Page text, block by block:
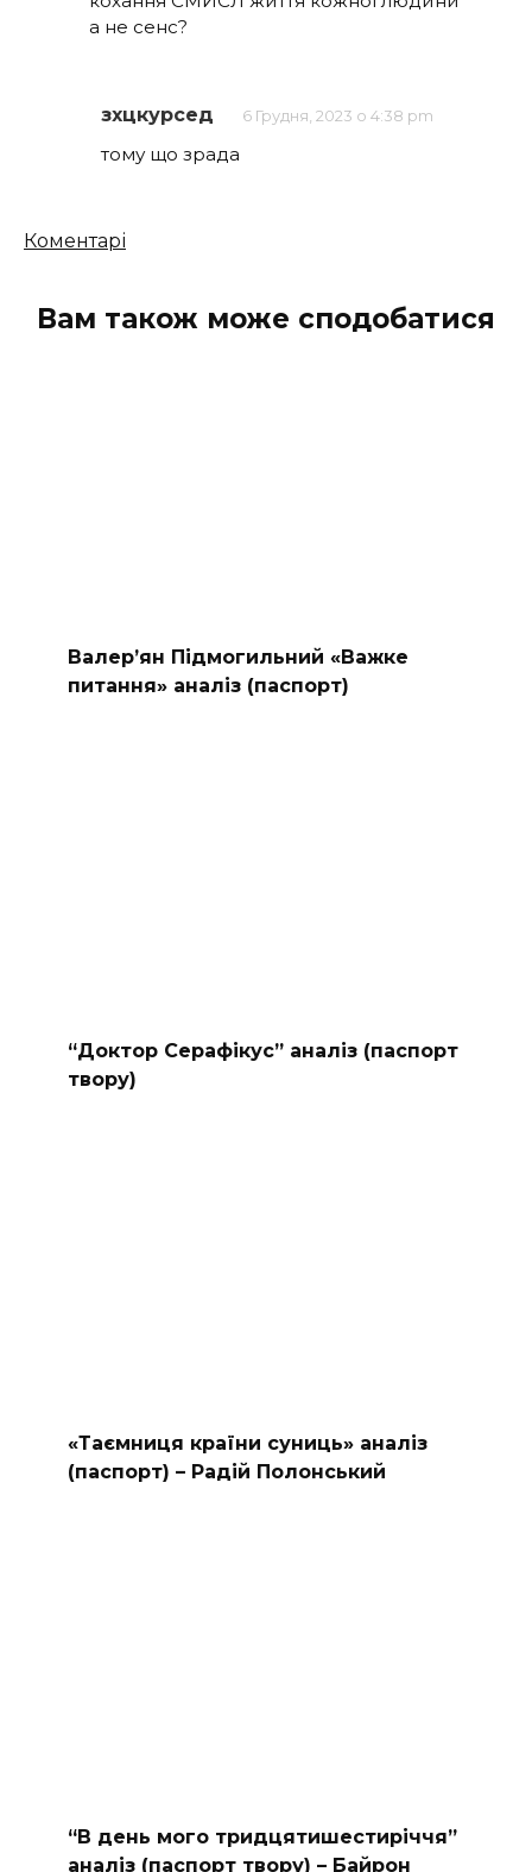
а не сенс?
зхцкурсед 6 Грудня, 2023 о 4:38 pm
тому що зрада
Кількість
Коментарі
Вам також може сподобатися
Валер’ян Підмогильний «Важке
питання» аналіз (паспорт)
“Доктор Серафікус” аналіз (паспорт
твору)
«Таємниця країни суниць» аналіз
(паспорт) – Радій Полонський
“В день мого тридцятишестиріччя”
аналіз (паспорт твору) – Байрон